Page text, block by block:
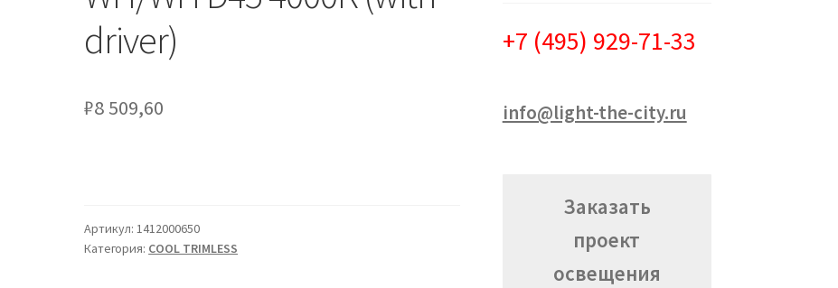
driver)
₽8 509,60
Артикул:1412000650
Категория: COOL TRIMLESS
+7 (495) 929-71-33
info@light-the-city.ru
Заказать
проект
освещения